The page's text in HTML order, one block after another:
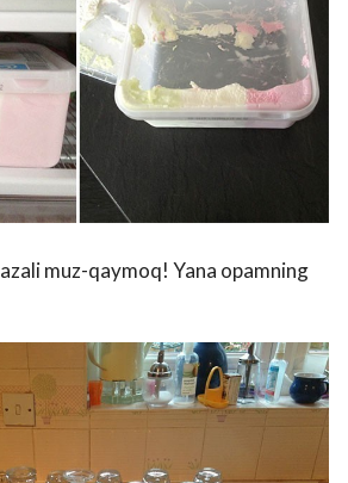
muz-qaymoq! Yana opamning